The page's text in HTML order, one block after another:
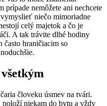
prípade nemôžete ani nechcete
niečo mimoriadne
celý majetok a čo je
A tak trávite dlhé hodiny
často hraničiacim so
človeku úsmev na tvári.
položí niekam do bytu a vždy